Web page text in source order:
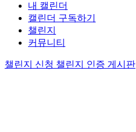
내 캘린더
캘린더 구독하기
챌린지
커뮤니티
챌린지 신청 챌린지 인증 게시판